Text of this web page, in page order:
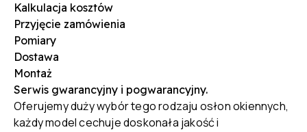
Kalkulacja kosztów
Przyjęcie zamówienia
Pomiary
Dostawa
Montaż
Serwis gwarancyjny i pogwarancyjny.
Oferujemy duży wybór tego rodzaju osłon okiennych,
każdy model cechuje doskonała jakość i